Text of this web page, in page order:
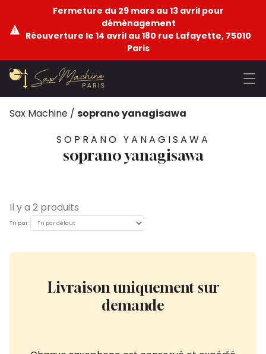
Fermeture du 29 mars au 13 avril pour
déménagement
Réouverture le 14 avril au 180 rue Lafayette, 75010
Paris
Sax Machine / soprano yanagisawa
SOPRANO YANAGISAWA
soprano yanagisawa
Il y a 2 produits
Tri par :
Livraison uniquement sur
demande